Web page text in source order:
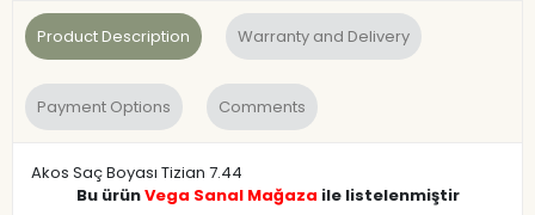
Product Description Warranty and Delivery
Payment Options Comments
Akos Saç Boyası Tizian 7.44
Bu ürünVega Sanal Mağaza ile listelenmiştir